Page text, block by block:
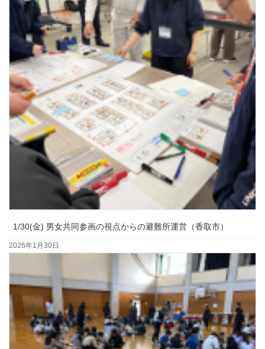
1/30(金) 男女共同参画の視点からの避難所運営（香取市）
2026年1月30日